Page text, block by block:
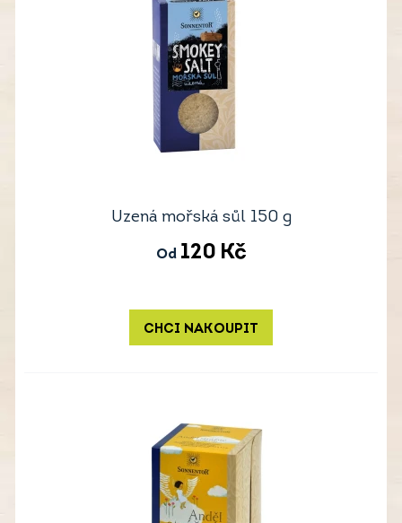
Uzená mořská sůl 150 g
Od 120 Kč
CHCI NAKOUPIT